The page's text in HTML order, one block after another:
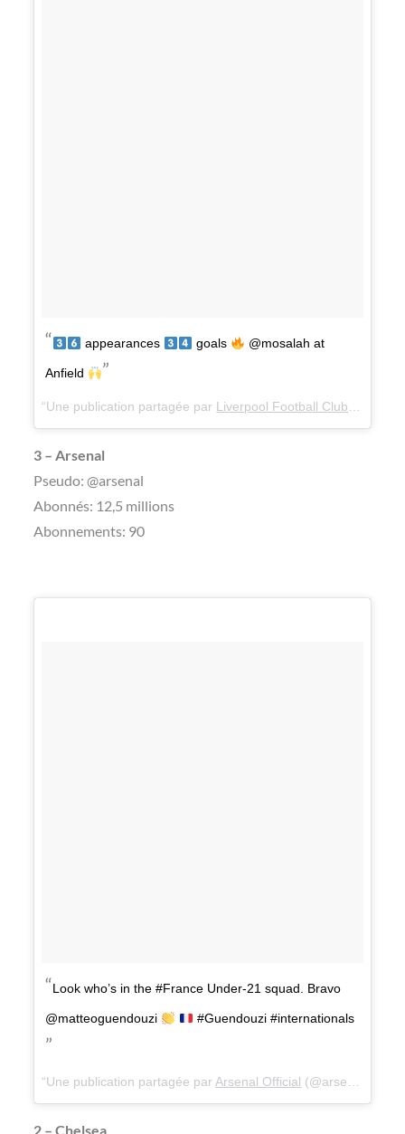
appearances goals @mosalah at
Anfield
Une publication partagée par Liverpool Football Club
3 – Arsenal
Pseudo: @arsenal
Abonnés: 12,5 millions
Abonnements: 90
Look who’s in the #France Under-21 squad. Bravo
@matteoguendouzi #Guendouzi #internationals
Une publication partagée parArsenal Official (@arsenal) le
2 – Chelsea